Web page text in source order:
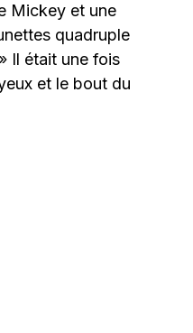
Mickey et une
quadruple
Il était une fois
et le bout du